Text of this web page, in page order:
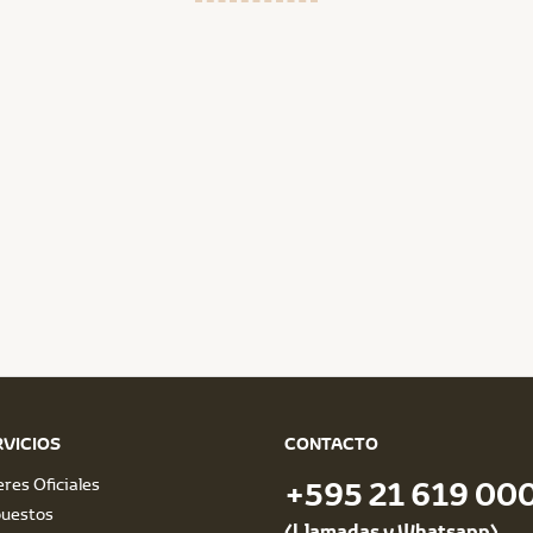
Oficiales
CONTACTO
+595 21 619